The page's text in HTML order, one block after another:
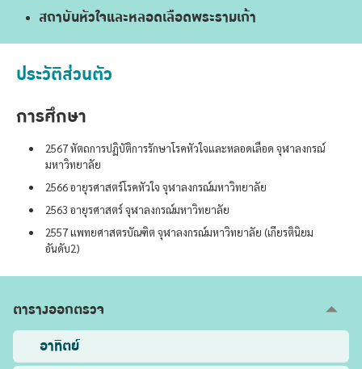
สถาบันหัวใจและหลอดเลือดพระรามเก้า
ประวัติส่วนตัว
การศึกษา
2567 หัตถการปฏิบัติการรักษาโรคหัวใจและหลอดเลือด จุฬาลงกรณ์
มหาวิทยาลัย
2566 อายุรศาสตร์โรคหัวใจ จุฬาลงกรณ์มหาวิทยาลัย
2563 อายุรศาสตร์ จุฬาลงกรณ์มหาวิทยาลัย
2557 แพทยศาสตรบัณฑิต จุฬาลงกรณ์มหาวิทยาลัย (เกียรตินิยม
อันดับ2)
ตารางออกตรวจ
อาทิตย์